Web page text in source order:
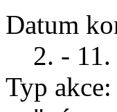
Datum
2. -
Typ akce: